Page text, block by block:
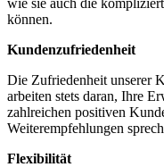
können.
Kundenzufriedenheit
Die Zufriedenheit unserer
arbeiten stets daran, Ihre
zahlreichen positiven
Weiterempfehlungen
Flexibilität